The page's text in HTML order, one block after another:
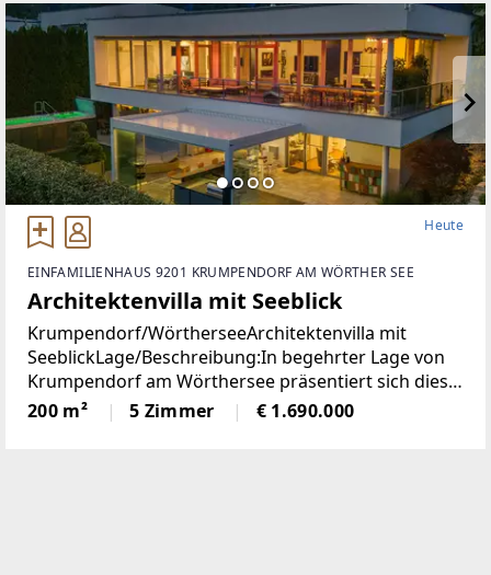
Heute
EINFAMILIENHAUS 9201 KRUMPENDORF AM WÖRTHER SEE
Architektenvilla mit Seeblick
Krumpendorf/WörtherseeArchitektenvilla mit
SeeblickLage/Beschreibung:In begehrter Lage von
Krumpendorf am Wörthersee präsentiert sich diese
herausragende Architekten-Villa als ein wahres
Refugium für Anspruchsvolle. Die im Jahr 2010
200 m² 5 Zimmer € 1.690.000